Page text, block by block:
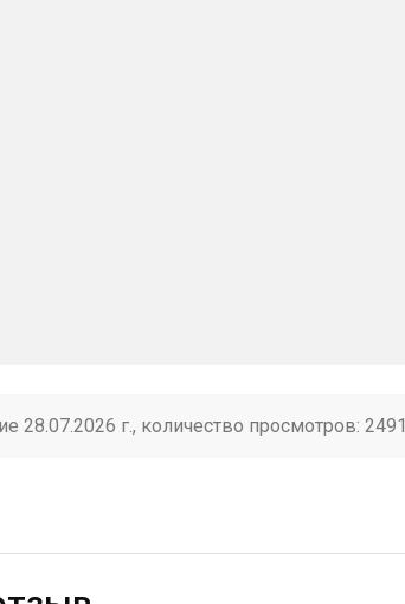
28.07.2026 г., количество просмотров: 2491